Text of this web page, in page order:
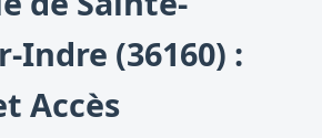
Indre (36160) :
Accès